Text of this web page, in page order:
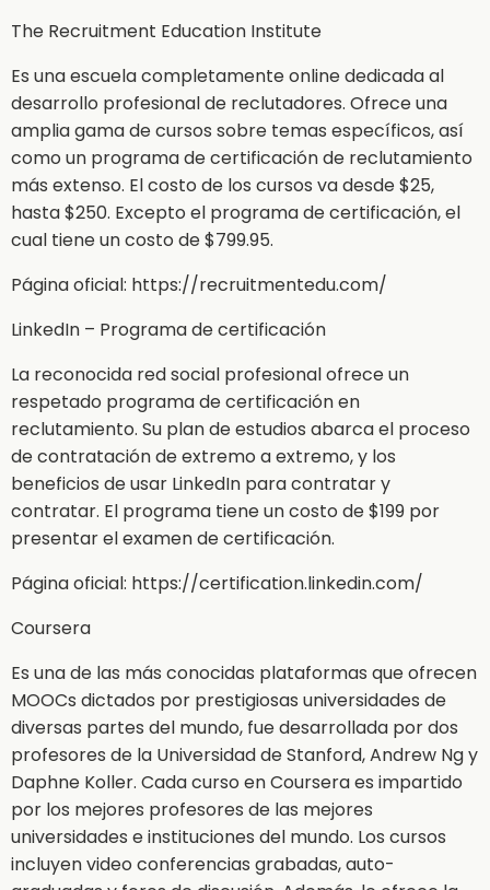
The Recruitment Education Institute
Es una escuela completamente online dedicada al
desarrollo profesional de reclutadores. Ofrece una
amplia gama de cursos sobre temas específicos, así
como un programa de certificación de reclutamiento
más extenso. El costo de los cursos va desde $25,
hasta $250. Excepto el programa de certificación, el
cual tiene un costo de $799.95.
Página oficial: https://recruitmentedu.com/
LinkedIn – Programa de certificación
La reconocida red social profesional ofrece un
respetado programa de certificación en
reclutamiento. Su plan de estudios abarca el proceso
de contratación de extremo a extremo, y los
beneficios de usar LinkedIn para contratar y
contratar. El programa tiene un costo de $199 por
presentar el examen de certificación.
Página oficial: https://certification.linkedin.com/
Coursera
Es una de las más conocidas plataformas que ofrecen
MOOCs dictados por prestigiosas universidades de
diversas partes del mundo, fue desarrollada por dos
profesores de la Universidad de Stanford, Andrew Ng y
Daphne Koller. Cada curso en Coursera es impartido
por los mejores profesores de las mejores
universidades e instituciones del mundo. Los cursos
incluyen video conferencias grabadas, auto-